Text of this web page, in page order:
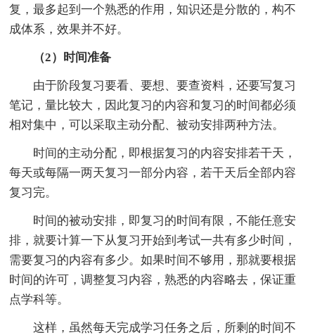
复，最多起到一个熟悉的作用，知识还是分散的，构不
成体系，效果并不好。
（2）时间准备
由于阶段复习要看、要想、要查资料，还要写复习
笔记，量比较大，因此复习的内容和复习的时间都必须
相对集中，可以采取主动分配、被动安排两种方法。
时间的主动分配，即根据复习的内容安排若干天，
每天或每隔一两天复习一部分内容，若干天后全部内容
复习完。
时间的被动安排，即复习的时间有限，不能任意安
排，就要计算一下从复习开始到考试一共有多少时间，
需要复习的内容有多少。如果时间不够用，那就要根据
时间的许可，调整复习内容，熟悉的内容略去，保证重
点学科等。
这样，虽然每天完成学习任务之后，所剩的时间不